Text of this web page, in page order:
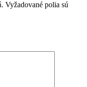
Vyžadované polia sú